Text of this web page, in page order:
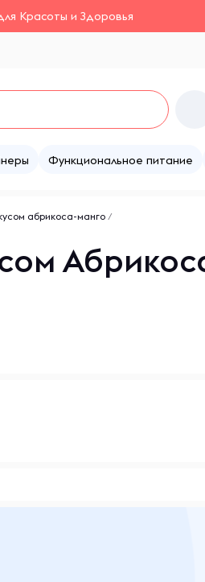
Красоты и Здоровья
Функциональное питание
абрикоса-манго/